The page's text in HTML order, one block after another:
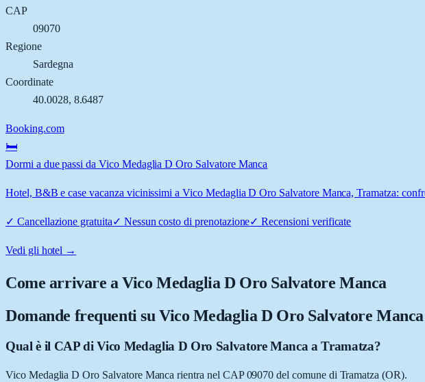
CAP
09070
Regione
Sardegna
Coordinate
40.0028, 8.6487
Booking.com
🛏️
Dormi a due passi da Vico Medaglia D Oro Salvatore Manca
Hotel, B&B e case vacanza vicinissimi a Vico Medaglia D Oro Salvatore Manca, Tramatza:
✓ Cancellazione gratuita✓ Nessun costo di prenotazione✓Recensioni verificate
Vedi gli hotel →
Come arrivare aVico Medaglia D Oro Salvatore Manca
Domande frequenti su Vico Medaglia D Oro Salvatore Manca
Qual è il CAP di Vico Medaglia D Oro Salvatore Manca a Tramatza?
Vico Medaglia D Oro Salvatore Manca rientra nel CAP 09070 del comune di Tramatza (OR).